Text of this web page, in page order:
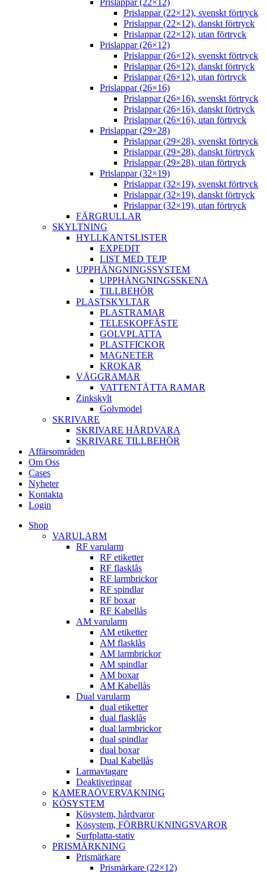
Prislappar (22×12)
Prislappar (22×12), svenskt förtryck
Prislappar (22×12), danskt förtryck
Prislappar (22×12), utan förtryck
Prislappar (26×12)
Prislappar (26×12), svenskt förtryck
Prislappar (26×12), danskt förtryck
Prislappar (26×12), utan förtryck
Prislappar (26×16)
Prislappar (26×16), svenskt förtryck
Prislappar (26×16), danskt förtryck
Prislappar (26×16), utan förtryck
Prislappar (29×28)
Prislappar (29×28), svenskt förtryck
Prislappar (29×28), danskt förtryck
Prislappar (29×28), utan förtryck
Prislappar (32×19)
Prislappar (32×19), svenskt förtryck
Prislappar (32×19), danskt förtryck
Prislappar (32×19), utan förtryck
FÄRGRULLAR
SKYLTNING
HYLLKANTSLISTER
EXPEDIT
LIST MED TEJP
UPPHÄNGNINGSSYSTEM
UPPHÄNGNINGSSKENA
TILLBEHÖR
PLASTSKYLTAR
PLASTRAMAR
TELESKOPFÄSTE
GOLVPLATTA
PLASTFICKOR
MAGNETER
KROKAR
VÄGGRAMAR
VATTENTÄTTA RAMAR
Zinkskylt
Golvmodel
SKRIVARE
SKRIVARE HÅRDVARA
SKRIVARE TILLBEHÖR
Affärsområden
Om Oss
Cases
Nyheter
Kontakta
Login
Shop
VARULARM
RF varularm
RF etiketter
RF flasklås
RF larmbrickor
RF spindlar
RF boxar
RF Kabellås
AM varularm
AM etiketter
AM flasklås
AM larmbrickor
AM spindlar
AM boxar
AM Kabellås
Dual varularm
dual etiketter
dual flasklås
dual larmbrickor
dual spindlar
dual boxar
Dual Kabellås
Larmavtagare
Deaktiveringar
KAMERAÖVERVAKNING
KÖSYSTEM
Kösystem, hårdvaror
Kösystem, FÖRBRUKNINGSVAROR
Surfplatta-stativ
PRISMÄRKNING
Prismärkare
Prismärkare (22×12)